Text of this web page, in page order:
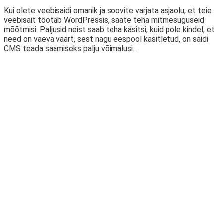
Kui olete veebisaidi omanik ja soovite varjata asjaolu, et teie
veebisait töötab WordPressis, saate teha mitmesuguseid
mõõtmisi. Paljusid neist saab teha käsitsi, kuid pole kindel, et
need on vaeva väärt, sest nagu eespool käsitletud, on saidi
CMS teada saamiseks palju võimalusi..